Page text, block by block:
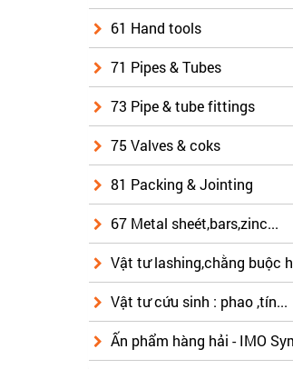
61 Hand tools
71 Pipes & Tubes
73 Pipe & tube fittings
75 Valves & coks
81 Packing & Jointing
67 Metal sheét,bars,zinc...
Vật tư lashing,chằng buộc
Vật tư cứu sinh : phao ,tín...
Ấn phẩm hàng hải - IMO